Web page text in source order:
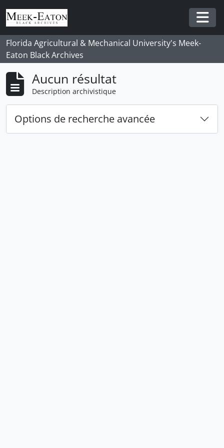
Skip to main content
Florida Agricultural & Mechanical University's Meek-
Eaton Black Archives
Aucun résultat
Description archivistique
Options de recherche avancée